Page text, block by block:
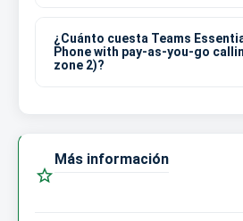
¿Cuánto cuesta Teams
Phone with pay-as-you-go
zone 2)?

Más información